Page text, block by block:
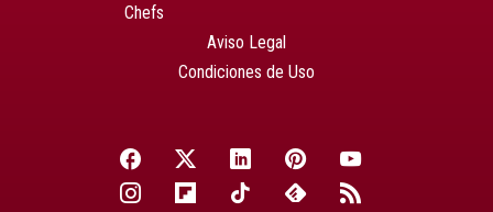
Chefs
Aviso Legal
Condiciones de Uso